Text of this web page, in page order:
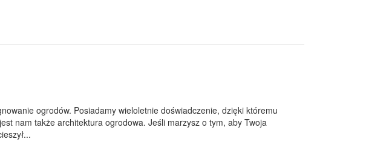
ogrodów. Posiadamy wieloletnie doświadczenie, dzięki któremu
nam także architektura ogrodowa. Jeśli marzysz o tym, aby Twoja